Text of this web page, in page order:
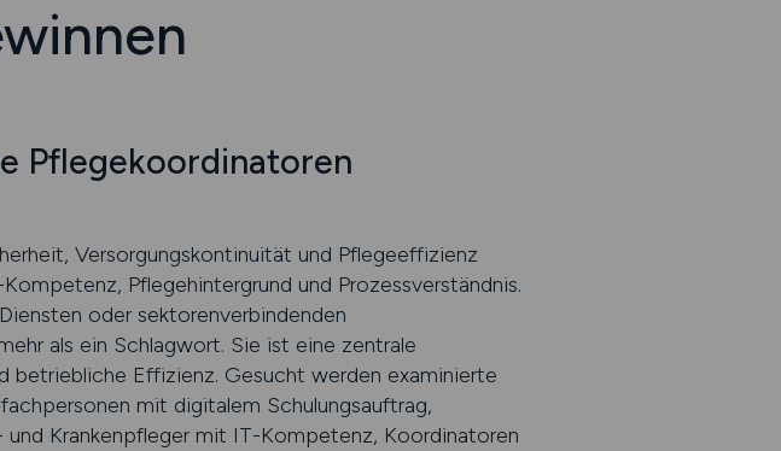
Pflegekoordinatoren
Versorgungskontinuität und Pflegeeffizienz
Pflegehintergrund und Prozessverständnis.
oder sektorenverbindenden
als ein Schlagwort. Sie ist eine zentrale
betriebliche Effizienz. Gesucht werden examinierte
mit digitalem Schulungsauftrag,
Krankenpfleger mit IT-Kompetenz, Koordinatoren